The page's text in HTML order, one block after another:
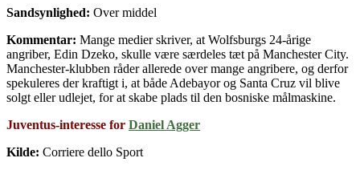
Sandsynlighed: Over middel
Kommentar: Mange medier skriver, at Wolfsburgs 24-årige
angriber, Edin Dzeko, skulle være særdeles tæt på Manchester City.
Manchester-klubben råder allerede over mange angribere, og derfor
spekuleres der kraftigt i, at både Adebayor og Santa Cruz vil blive
solgt eller udlejet, for at skabe plads til den bosniske målmaskine.
Juventus-interesse for Daniel Agger
Kilde: Corriere dello Sport